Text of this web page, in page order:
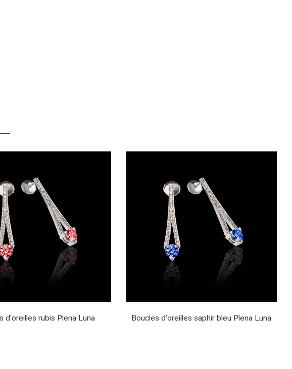
d'oreilles rubis Plena Luna Boucles d'oreilles saphir bleu Plena Luna